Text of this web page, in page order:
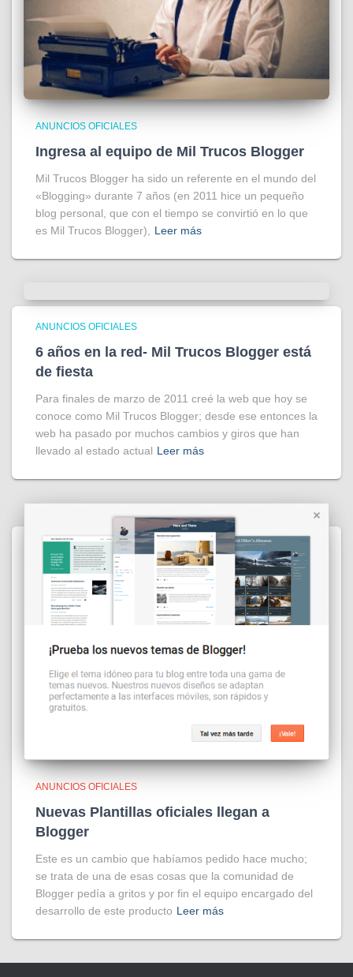
ANUNCIOS OFICIALES
Ingresa al equipo de Mil Trucos Blogger
Mil Trucos Blogger ha sido un referente en el mundo del
«Blogging» durante 7 años (en 2011 hice un pequeño
blog personal, que con el tiempo se convirtió en lo que
es Mil Trucos Blogger),
Leer más
ANUNCIOS OFICIALES
6 años en la red- Mil Trucos Blogger está
de fiesta
Para finales de marzo de 2011 creé la web que hoy se
conoce como Mil Trucos Blogger; desde ese entonces la
web ha pasado por muchos cambios y giros que han
llevado al estado actual Leer más
ANUNCIOS OFICIALES
Nuevas Plantillas oficiales llegan a
Blogger
Este es un cambio que habíamos pedido hace mucho;
se trata de una de esas cosas que la comunidad de
Blogger pedía a gritos y por fin el equipo encargado del
desarrollo de este producto Leer más